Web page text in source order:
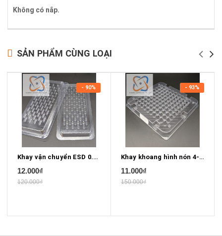
Không có nắp.
SẢN PHẨM CÙNG LOẠI
- 90%
Khay vận chuyển ESD 0.44mm X 0.1mm
12.000₫
120.000₫
- 93%
Khay khoang hình nón 4-15/16" x 4-15/16"
11.000₫
150.000₫